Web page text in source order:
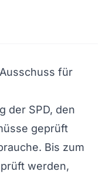
für
der SPD, den
geprüft
Bis zum
werden,